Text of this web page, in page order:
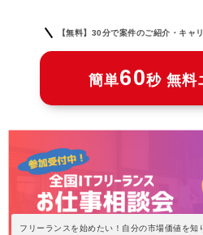
【無料】30分で案件のご紹介・キャ
簡単60秒 無料
フリーランスを始めたい！自分の市場価値を知